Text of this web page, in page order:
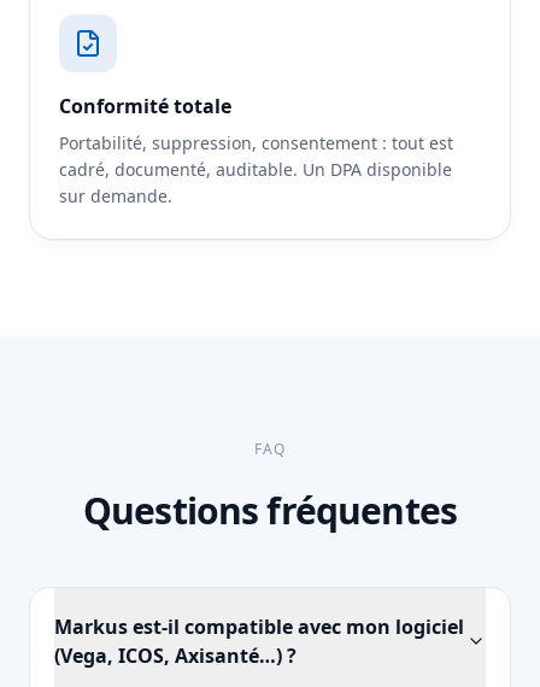
Conformité totale
Portabilité, suppression, consentement : tout est
cadré, documenté, auditable. Un DPA disponible
sur demande.
FAQ
Questions fréquentes
Markus est-il compatible avec mon logiciel
(Vega, ICOS, Axisanté…) ?